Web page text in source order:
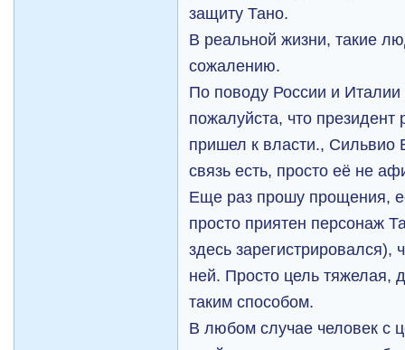
защиту Тано.
В реальной жизни, такие
сожалению.
По поводу России и
пожалуйста, что президент
пришел к власти., Сильвио
связь есть, просто её не
Еще раз прошу прощения,
просто приятен персонаж
здесь зарегистрировался),
ней. Просто цель тяжелая,
таким способом.
В любом случае человек с